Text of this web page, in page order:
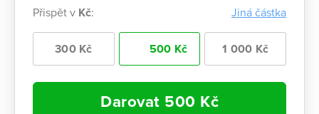
Přispět v Kč: Jiná částka
300 Kč 500 Kč 1 000 Kč
Darovat 500 Kč